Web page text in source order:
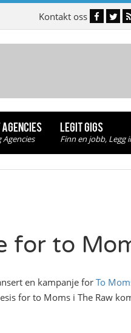
Kontakt oss
Agencies
LEGIT GIGS
Finn en jobb, Legg
for to
en kampanje for To
for to Moms i The Raw